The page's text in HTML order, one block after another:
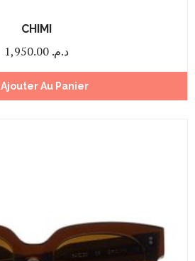
CHIMI
د.م. 1,950.00
Ajouter Au Panier